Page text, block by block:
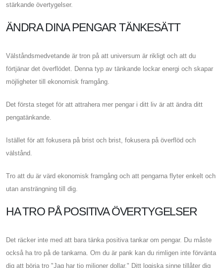
stärkande övertygelser.
ÄNDRA DINA PENGAR TÄNKESÄTT
Välståndsmedvetande är tron ​​på att universum är rikligt och att du
förtjänar det överflödet. Denna typ av tänkande lockar energi och skapar
möjligheter till ekonomisk framgång.
Det första steget för att attrahera mer pengar i ditt liv är att ändra ditt
pengatänkande.
Istället för att fokusera på brist och brist, fokusera på överflöd och
välstånd.
Tro att du är värd ekonomisk framgång och att pengarna flyter enkelt och
utan ansträngning till dig.
HA TRO PÅ POSITIVA ÖVERTYGELSER
Det räcker inte med att bara tänka positiva tankar om pengar. Du måste
också ha tro på de tankarna. Om du är pank kan du rimligen inte förvänta
dig att börja tro "Jag har tio miljoner dollar." Ditt logiska sinne tillåter dig